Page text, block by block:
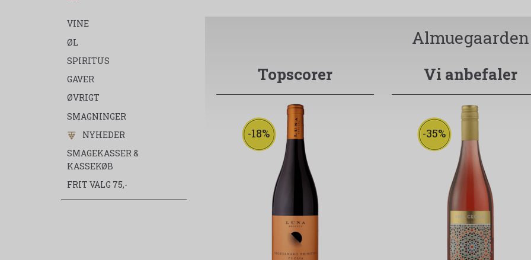
VINE
ØL
SPIRITUS
GAVER
ØVRIGT
SMAGNINGER
NYHEDER
SMAGEKASSER &
KASSEKØB
FRIT VALG 75,-
Almuegaarden
Topscorer
-18% -35%
Vi anbefaler
-35%